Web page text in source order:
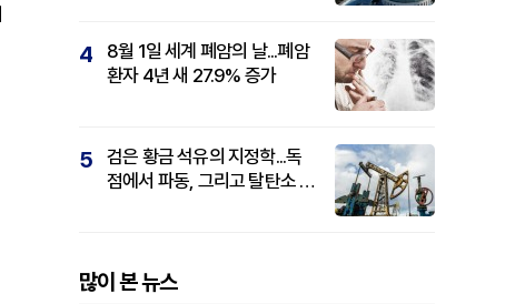
4
8월 1일 세계 폐암의 날...폐암
환자 4년 새 27.9% 증가
5
검은 황금 석유의 지정학...독
점에서 파동, 그리고 탈탄소 패
많이 본 뉴스